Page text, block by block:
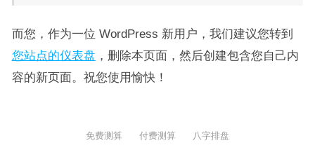
而您，作为一位 WordPress 新用户，我们建议您转到
您站点的仪表盘 ，删除本页面，然后创建包含您自己内
容的新页面。祝您使用愉快！
免费测算 付费测算 八字排盘